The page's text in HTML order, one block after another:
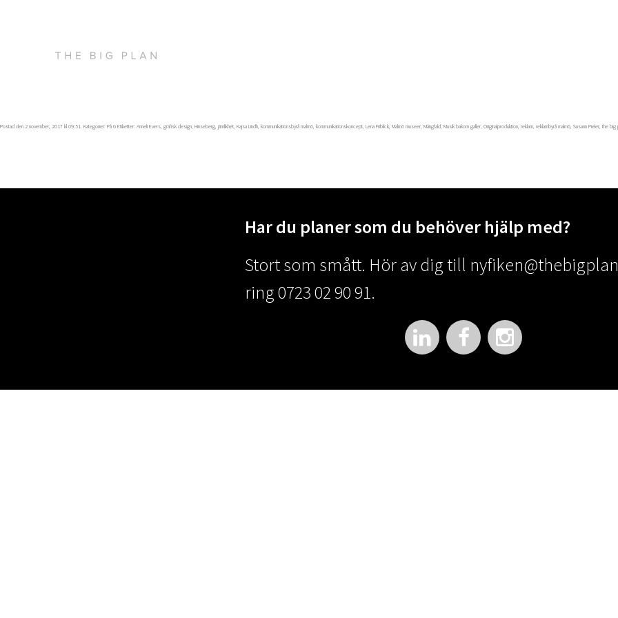
Postad den 2 november, 2017 kl 09:51. Kategorier: På G Etiketter: Anneli Evers, grafisk design, Hinseberg, jämlikhet, Kajsa Lindh, kommunikationsbyrå malmö, kommunikationskoncept, Lena Friblick, Malmö museer, Mångfald, Musik bakom galler, Originalproduktion, reklam, reklambyrå malmö, Susann Pieler, the big
Har du planer som du behöver hjälp med?
Stort som smått. Hör av dig till
ring 0723 02 90 91.